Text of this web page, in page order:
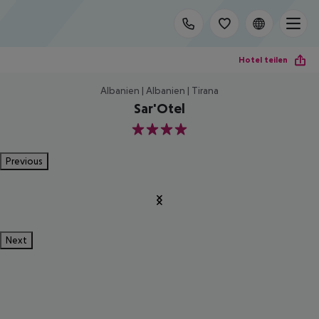
Hotel teilen
Albanien | Albanien | Tirana
Sar'Otel
4
Previous
Next